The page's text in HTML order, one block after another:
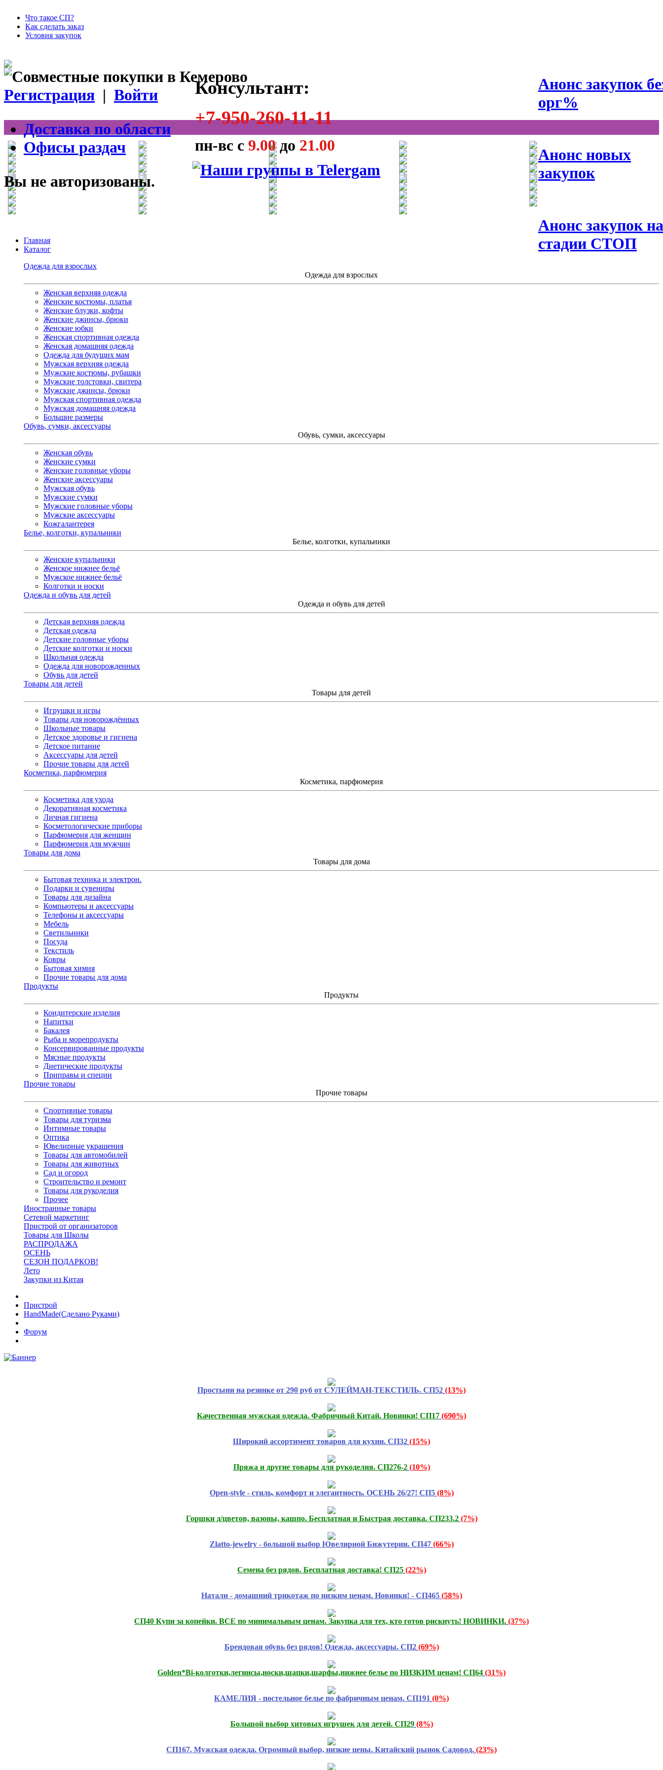
Что такое СП?
Как сделать заказ
Условия закупок
Анонс закупок
орг%
Анонс новых
закупок
Анонс закупок на
стадии СТОП
Консультант:
+7-950-260-11-11
пн-вс с 9.00до 21.00
Регистрация | Войти
Доставка по области
Офисы раздач
Вы не авторизованы.
Главная
Каталог
Одежда для взрослых
Одежда для взрослых
Женская верхняя одежда
Женские костюмы, платья
Женские блузки, кофты
Женские джинсы, брюки
Женские юбки
Женская спортивная одежда
Женская домашняя одежда
Одежда для будущих мам
Мужская верхняя одежда
Мужские костюмы, рубашки
Мужские толстовки, свитера
Мужские джинсы, брюки
Мужская спортивная одежда
Мужская домашняя одежда
Большие размеры
Обувь, сумки, аксессуары
Обувь, сумки, аксессуары
Женская обувь
Женские сумки
Женские головные уборы
Женские аксессуары
Мужская обувь
Мужские сумки
Мужские головные уборы
Мужские аксессуары
Кожгалантерея
Белье, колготки, купальники
Белье, колготки, купальники
Женские купальники
Женское нижнее бельё
Мужское нижнее бельё
Колготки и носки
Одежда и обувь для детей
Одежда и обувь для детей
Детская верхняя одежда
Детская одежда
Детские головные уборы
Детские колготки и носки
Школьная одежда
Одежда для новорожденных
Обувь для детей
Товары для детей
Товары для детей
Игрушки и игры
Товары для новорождённых
Школьные товары
Детское здоровье и гигиена
Детское питание
Аксессуары для детей
Прочие товары для детей
Косметика, парфюмерия
Косметика, парфюмерия
Косметика для ухода
Декоративная косметика
Личная гигиена
Косметологические приборы
Парфюмерия для женщин
Парфюмерия для мужчин
Товары для дома
Товары для дома
Бытовая техника и электрон.
Подарки и сувениры
Товары для дизайна
Компьютеры и аксессуары
Телефоны и аксессуары
Мебель
Светильники
Посуда
Текстиль
Ковры
Бытовая химия
Прочие товары для дома
Продукты
Продукты
Кондитерские изделия
Напитки
Бакалея
Рыба и морепродукты
Консервированные продукты
Мясные продукты
Диетические продукты
Приправы и специи
Прочие товары
Прочие товары
Спортивные товары
Товары для туризма
Интимные товары
Оптика
Ювелирные украшения
Товары для автомобилей
Товары для животных
Сад и огород
Строительство и ремонт
Товары для рукоделия
Прочее
Иностранные товары
Сетевой маркетинг
Пристрой от организаторов
Товары для Школы
РАСПРОДАЖА
ОСЕНЬ
СЕЗОН ПОДАРКОВ!
Лето
Закупки из Китая
Пристрой
HandMade(Сделано Руками)
Форум
Простыни на резинке от 290 руб от СУЛЕЙМАН-ТЕКСТИЛЬ. СП52 (13%)
Качественная мужская одежда. Фабричный Китай. Новинки! СП17 (690%)
Широкий ассортимент товаров для кухни. СП32 (15%)
Пряжа и другие товары для рукоделия. СП276-2 (10%)
Open-style - стиль, комфорт и элегантность. ОСЕНЬ 26/27! СП5 (8%)
Горшки д/цветов, вазоны, кашпо. Бесплатная и Быстрая доставка. СП233.2 (7%)
Zlatto-jewelry - большой выбор Ювелирной Бижутерии. СП47 (66%)
Семена без рядов. Бесплатная доставка! СП25 (22%)
Натали - домашний трикотаж по низким ценам. Новинки! - СП465 (58%)
СП40 Купи за копейки. ВСЕ по минимальным ценам. Закупка для тех, кто готов рискнуть! НОВИНКИ. (37%)
Брендовая обувь без рядов! Одежда, аксессуары. СП2 (69%)
Golden*Bi-колготки,легинсы,носки,шапки,шарфы,нижнее белье по НИЗКИМ ценам! СП64 (31%)
КАМЕЛИЯ - постельное белье по фабричным ценам. СП191 (0%)
Большой выбор хитовых игрушек для детей. СП29 (8%)
СП167. Мужская одежда. Огромный выбор, низкие цены. Китайский рынок Садовод. (23%)